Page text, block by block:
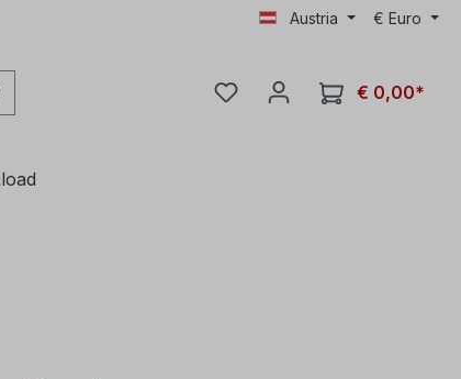
Austria € Euro
€ 0,00*